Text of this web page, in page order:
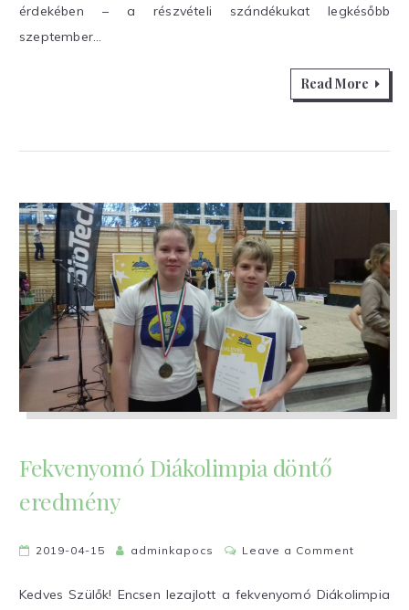
érdekében – a részvételi szándékukat legkésőbb
szeptember…
Read More
Fekvenyomó Diákolimpia döntő
eredmény
2019-04-15 adminkapocs Leave a Comment
Kedves Szülők! Encsen lezajlott a fekvenyomó Diákolimpia